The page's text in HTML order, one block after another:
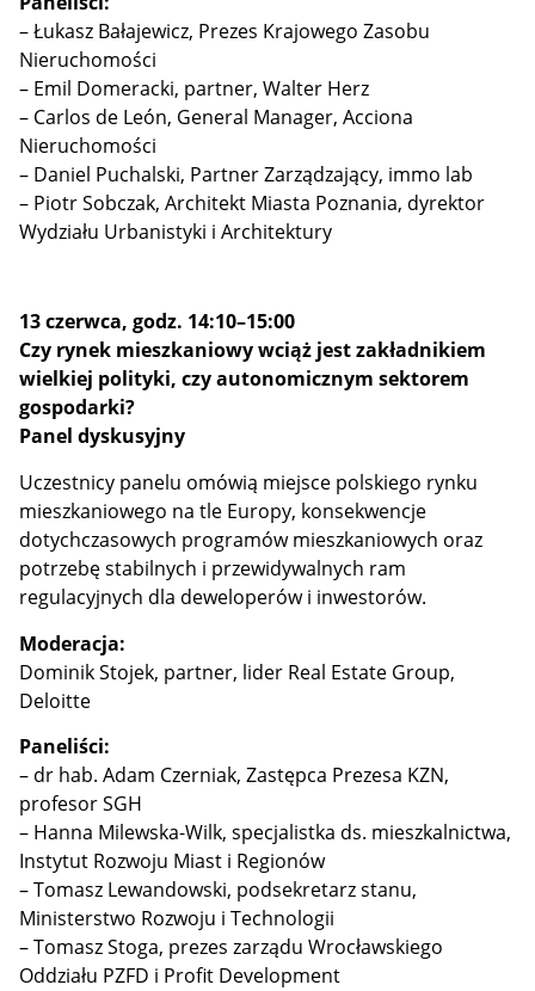
– Łukasz Bałajewicz, Prezes Krajowego Zasobu
Nieruchomości
– Emil Domeracki, partner, Walter Herz
– Carlos de León, General Manager, Acciona
Nieruchomości
– Daniel Puchalski, Partner Zarządzający, immo lab
– Piotr Sobczak, Architekt Miasta Poznania, dyrektor
Wydziału Urbanistyki i Architektury
13 czerwca, godz. 14:10–15:00
Czy rynek mieszkaniowy wciąż jest zakładnikiem
wielkiej polityki, czy autonomicznym sektorem
gospodarki?
Panel dyskusyjny
Uczestnicy panelu omówią miejsce polskiego rynku
mieszkaniowego na tle Europy, konsekwencje
dotychczasowych programów mieszkaniowych oraz
potrzebę stabilnych i przewidywalnych ram
regulacyjnych dla deweloperów i inwestorów.
Moderacja:
Dominik Stojek, partner, lider Real Estate Group,
Deloitte
Paneliści:
– dr hab. Adam Czerniak, Zastępca Prezesa KZN,
profesor SGH
– Hanna Milewska-Wilk, specjalistka ds. mieszkalnictwa,
Instytut Rozwoju Miast i Regionów
– Tomasz Lewandowski, podsekretarz stanu,
Ministerstwo Rozwoju i Technologii
– Tomasz Stoga, prezes zarządu Wrocławskiego
Oddziału PZFD i Profit Development